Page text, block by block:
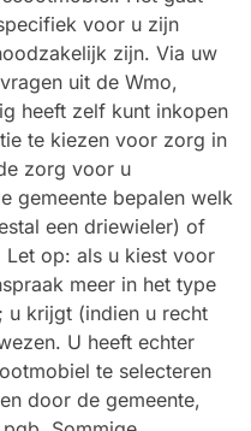
voor u zijn
zijn. Via uw
uit de Wmo,
heeft zelf kunt inkopen
te kiezen voor zorg in
zorg voor u
gemeente bepalen welk
een driewieler) of
op: als u kiest voor
meer in het type
krijgt (indien u recht
U heeft echter
te selecteren
door de gemeente,